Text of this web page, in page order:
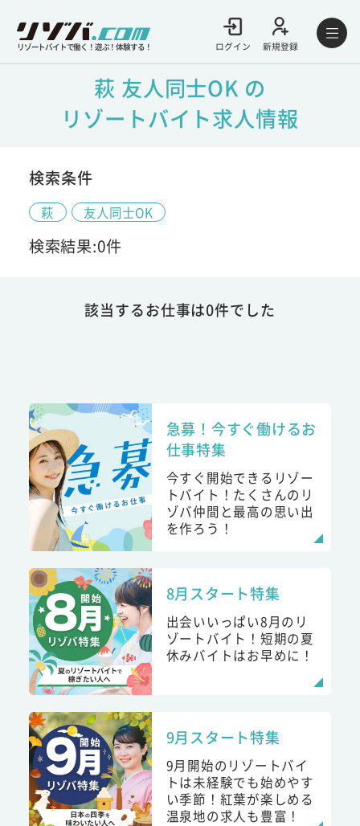
リゾートバイトで働く！遊ぶ！体験する！ ログイン 新規登録
萩 友人同士OK の
リゾートバイト求人情報
検索条件
萩 友人同士OK
検索結果:0件
該当するお仕事は0件でした
急募！今すぐ働けるお
仕事特集
今すぐ開始できるリゾー
トバイト！たくさんのリ
ゾバ仲間と最高の思い出
を作ろう！
8月スタート特集
出会いいっぱい8月のリ
ゾートバイト！短期の夏
休みバイトはお早めに！
9月スタート特集
9月開始のリゾートバイ
トは未経験でも始めやす
い季節！紅葉が楽しめる
温泉地の求人も豊富！